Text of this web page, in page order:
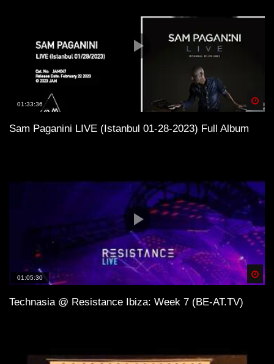
01:33:36
Sam Paganini LIVE (Istanbul 01-28-2023) Full Album
01:05:30
Technasia @ Resistance Ibiza: Week 7 (BE-AT.TV)